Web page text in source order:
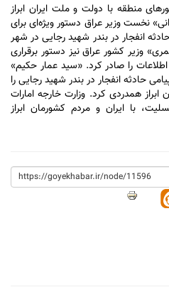
منطقه با دولت و ملت ایران ابراز
نخست وزیر عراق دستور ویژه‌ای برای
انفجار در بندر شهید رجایی در شهر
وزیر کشور عراق نیز دستور برقراری
اطلاعات را صادر کرد. «سید عمار حکیم»
حادثه انفجار در بندر شهید رجایی را
همدردی کرد. وزارت خارجه امارات
با ایران و مردم کشورمان ابراز